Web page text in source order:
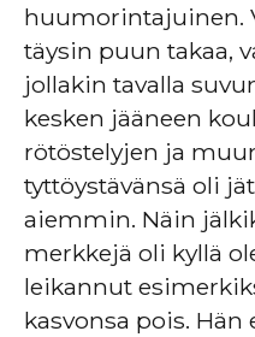
huumorintajuinen.
täysin puun takaa,
jollakin tavalla
kesken jääneen
rötöstelyjen ja
tyttöystävänsä oli
aiemmin. Näin
merkkejä oli kyllä
leikannut
kasvonsa pois.